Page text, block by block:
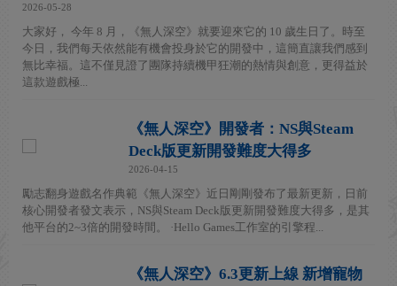
2026-05-28
大家好， 今年 8 月，《無人深空》就要迎來它的 10 歲生日了。時至
今日，我們每天依然能有機會投身於它的開發中，這簡直讓我們感到
無比幸福。這不僅見證了團隊持續機甲狂潮的熱情與創意，更得益於
這款遊戲極...
《無人深空》開發者：NS與Steam
Deck版更新開發難度大得多
2026-04-15
勵志翻身遊戲名作典範《無人深空》近日剛剛發布了最新更新，日前
核心開發者發文表示，NS與Steam Deck版更新開發難度大得多，是其
他平台的2~3倍的開發時間。 ·Hello Games工作室的引擎程...
《無人深空》6.3更新上線 新增寵物